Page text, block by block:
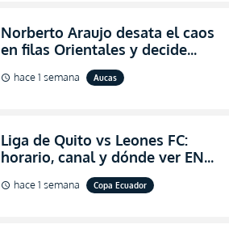
Norberto Araujo desata el caos
en filas Orientales y decide
abandonar la dirección técnica
de Aucas
schedule hace 1 semana Aucas
Liga de Quito vs Leones FC:
horario, canal y dónde ver EN
VIVO los octavos de final de la
Copa Ecuador 2026
schedule hace 1 semana Copa Ecuador